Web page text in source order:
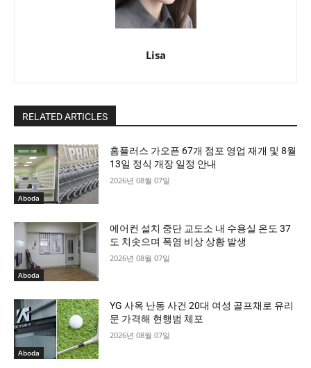
Lisa
RELATED ARTICLES
Aboda
홈플러스 가오픈 67개 점포 영업 재개 및 8월
13일 정식 개장 일정 안내
2026년 08월 07일
Aboda
에어컨 설치 중단 교도소 내 수용실 온도 37
도 치솟으며 폭염 비상 상황 발생
2026년 08월 07일
Aboda
YG 사옥 난동 사건 20대 여성 골프채로 유리
문 가격해 현행범 체포
2026년 08월 07일